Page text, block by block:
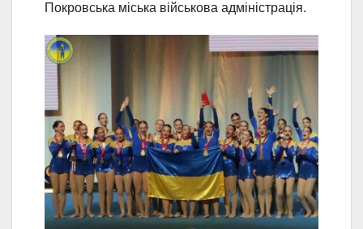
Покровська міська військова адміністрація.